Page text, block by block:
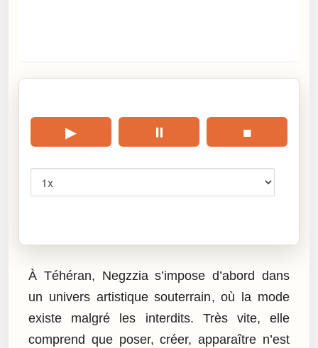
▶ ⏸ ■
À Téhéran, Negzzia s’impose d’abord dans
un univers artistique souterrain, où la mode
existe malgré les interdits. Très vite, elle
comprend que poser, créer, apparaître n’est